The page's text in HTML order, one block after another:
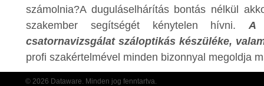
számolnia?A duguláselhárítás bontás nélkül
szakember segítségét kénytelen hívni. A
csatornavizsgálat száloptikás készüléke,
profi szakértelmével minden bizonnyal megoldja
© 2026 Dataware. Minden jog fenntartva.